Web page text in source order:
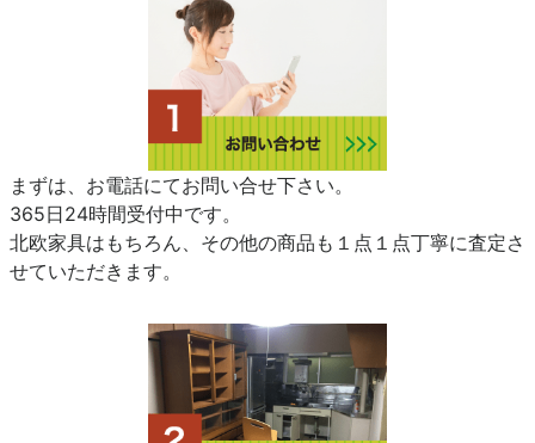
まずは、お電話にてお問い合せ下さい。
365日24時間受付中です。
北欧家具はもちろん、その他の商品も１点１点丁寧に査定さ
せていただきます。